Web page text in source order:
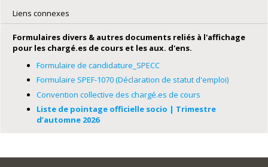
Liens connexes
Formulaires divers & autres documents reliés à l'affichage
pour les chargé.es de cours et les aux. d'ens.
Formulaire de candidature_SPECC
Formulaire SPEF-1070 (Déclaration de statut d'emploi)
Convention collective des chargé.es de cours
Liste de pointage officielle socio | Trimestre
d’automne 2026